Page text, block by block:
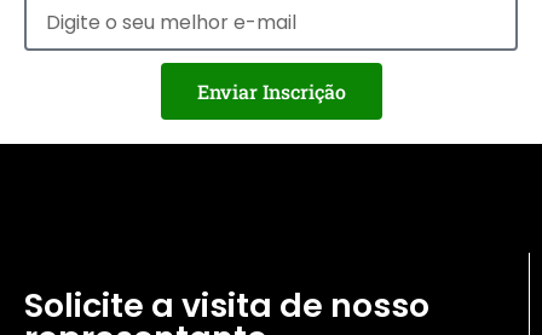
Enviar Inscrição
Solicite a visita de nosso